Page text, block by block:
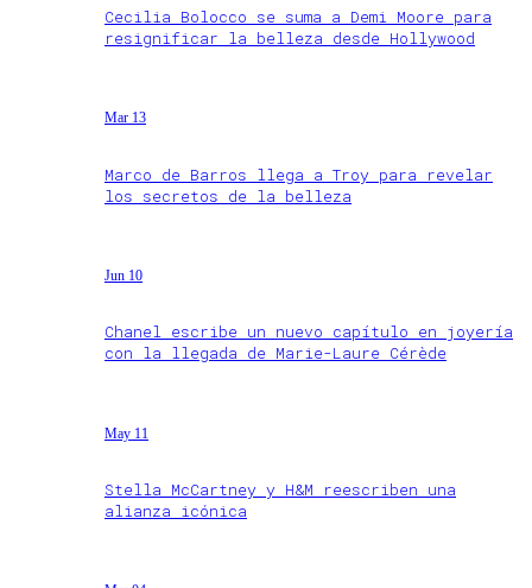
Cecilia Bolocco se suma a Demi Moore para
resignificar la belleza desde Hollywood
Mar 13
Marco de Barros llega a Troy para revelar
los secretos de la belleza
Jun 10
Chanel escribe un nuevo capítulo en joyería
con la llegada de Marie-Laure Cérède
May 11
Stella McCartney y H&M reescriben una
alianza icónica